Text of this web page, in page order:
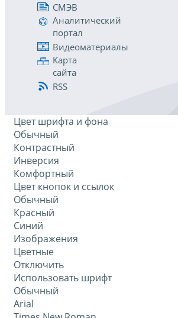
СМЭВ
Аналитический
портал
Видеоматериалы
Карта
сайта
RSS
Цвет шрифта и фона
Обычный
Контрастный
Инверсия
Комфортный
Цвет кнопок и ссылок
Обычный
Красный
Синий
Изображения
Цветные
Отключить
Использовать шрифт
Обычный
Arial